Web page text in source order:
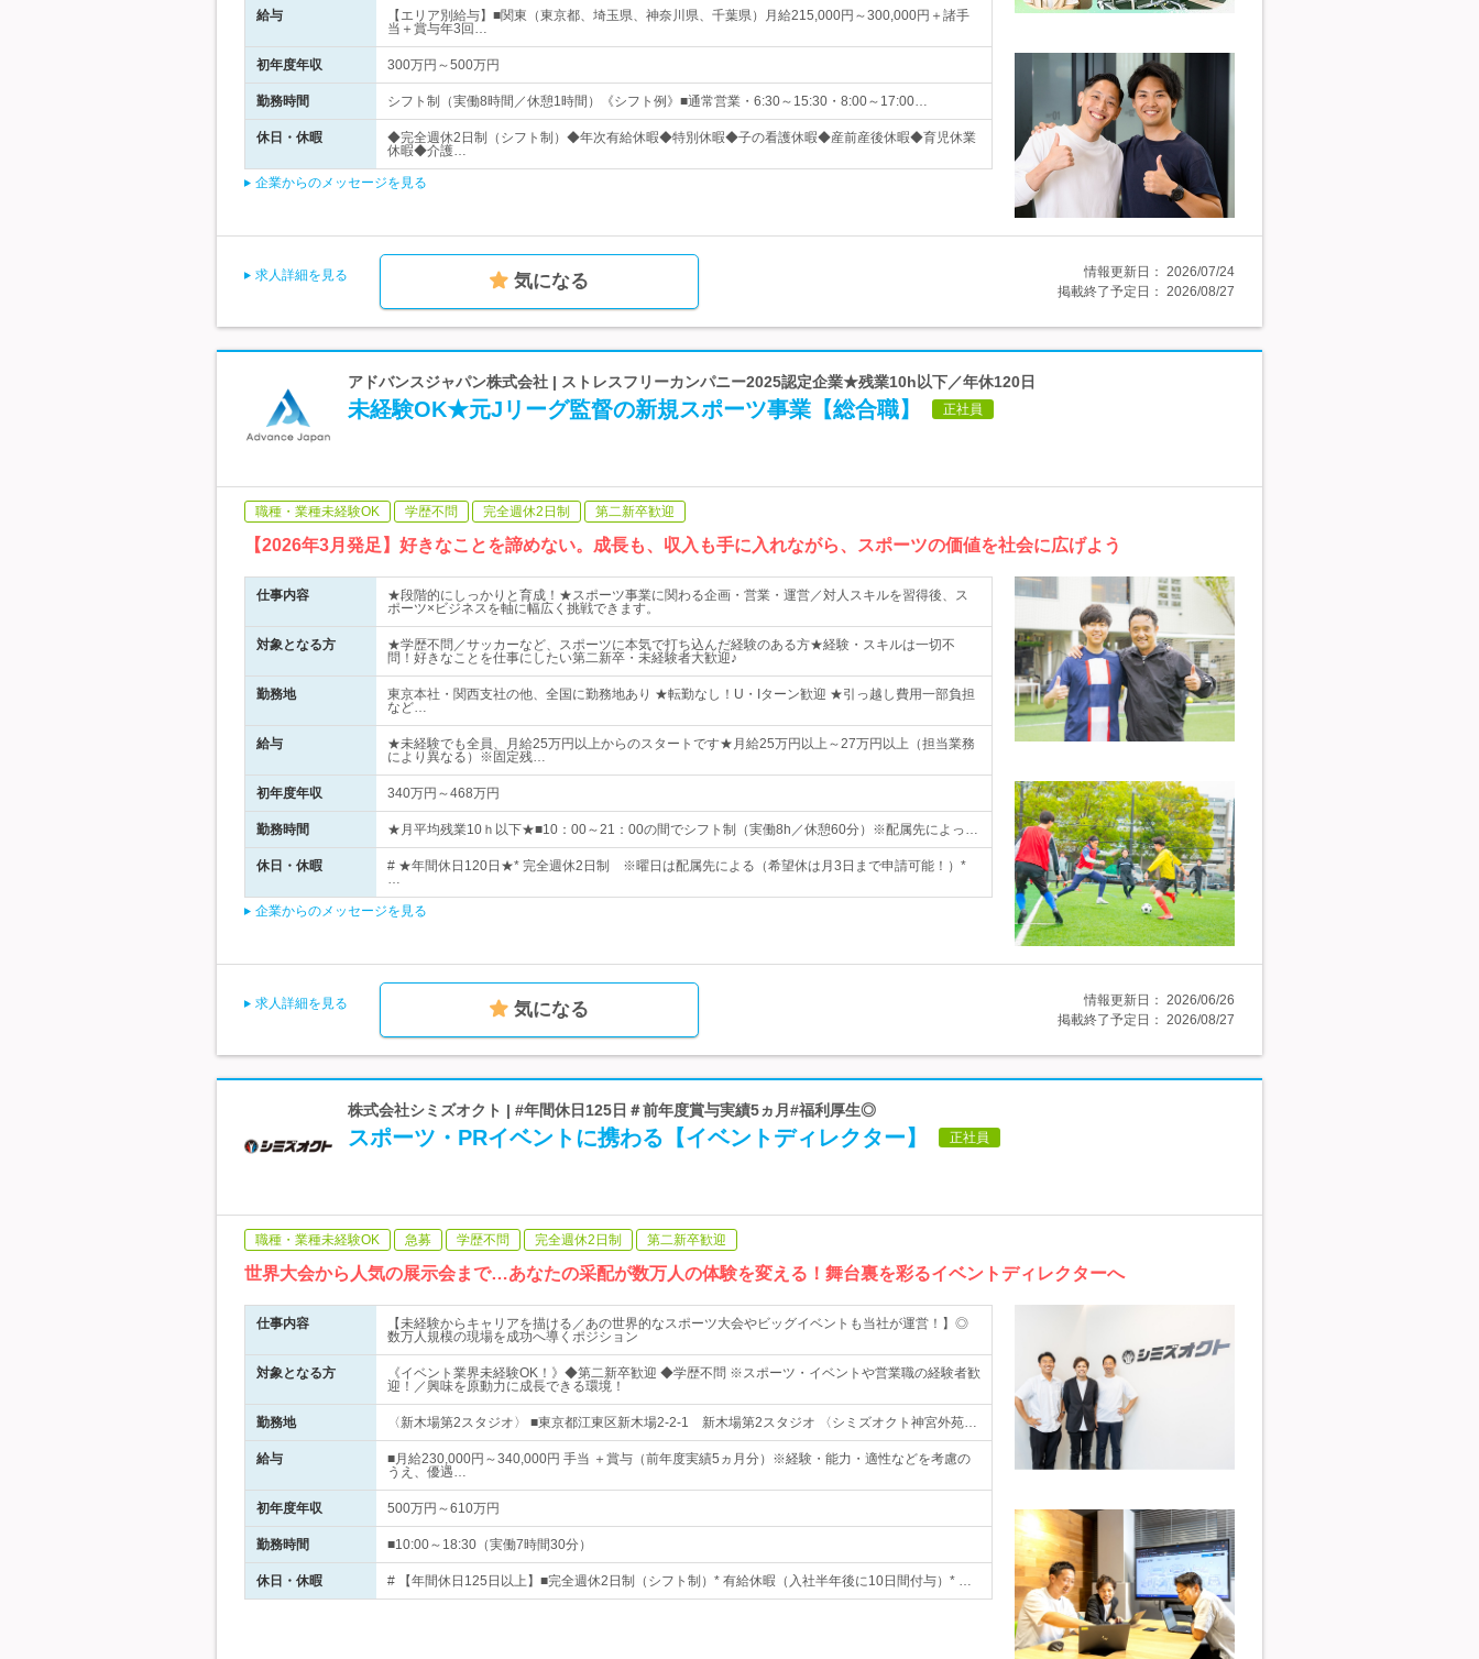
給与
【エリア別給与】■関東（東京都、埼玉県、神奈川県、千葉県）月給215,000円～300,000円＋諸手
当＋賞与年3回…
初年度年収 300万円～500万円
勤務時間 シフト制（実働8時間／休憩1時間）《シフト例》■通常営業・6:30～15:30・8:00～17:00…
休日・休暇
◆完全週休2日制（シフト制）◆年次有給休暇◆特別休暇◆子の看護休暇◆産前産後休暇◆育児休業
休暇◆介護…
企業からのメッセージを見る
求人詳細を見る 気になる 情報更新日： 2026/07/24
掲載終了予定日： 2026/08/27
アドバンスジャパン株式会社 | ストレスフリーカンパニー2025認定企業★残業10h以下／年休120日
未経験OK★元Jリーグ監督の新規スポーツ事業【総合職】 正社員
職種・業種未経験OK 学歴不問 完全週休2日制 第二新卒歓迎
【2026年3月発足】好きなことを諦めない。成長も、収入も手に入れながら、スポーツの価値を社会に広げよう
仕事内容
★段階的にしっかりと育成！★スポーツ事業に関わる企画・営業・運営／対人スキルを習得後、ス
ポーツ×ビジネスを軸に幅広く挑戦できます。
対象となる方
★学歴不問／サッカーなど、スポーツに本気で打ち込んだ経験のある方★経験・スキルは一切不
問！好きなことを仕事にしたい第二新卒・未経験者大歓迎♪
勤務地
東京本社・関西支社の他、全国に勤務地あり ★転勤なし！U・Iターン歓迎 ★引っ越し費用一部負担
など…
給与
★未経験でも全員、月給25万円以上からのスタートです★月給25万円以上～27万円以上（担当業務
により異なる）※固定残…
初年度年収 340万円～468万円
勤務時間 ★月平均残業10ｈ以下★■10：00～21：00の間でシフト制（実働8h／休憩60分）※配属先によっ…
休日・休暇
# ★年間休日120日★* 完全週休2日制 ※曜日は配属先による（希望休は月3日まで申請可能！）*
…
企業からのメッセージを見る
求人詳細を見る 気になる 情報更新日： 2026/06/26
掲載終了予定日： 2026/08/27
株式会社シミズオクト | #年間休日125日＃前年度賞与実績5ヵ月#福利厚生◎
スポーツ・PRイベントに携わる【イベントディレクター】 正社員
職種・業種未経験OK 急募 学歴不問 完全週休2日制 第二新卒歓迎
世界大会から人気の展示会まで…あなたの采配が数万人の体験を変える！舞台裏を彩るイベントディレクターへ
仕事内容
【未経験からキャリアを描ける／あの世界的なスポーツ大会やビッグイベントも当社が運営！】◎
数万人規模の現場を成功へ導くポジション
対象となる方
《イベント業界未経験OK！》◆第二新卒歓迎 ◆学歴不問 ※スポーツ・イベントや営業職の経験者歓
迎！／興味を原動力に成長できる環境！
勤務地 〈新木場第2スタジオ〉 ■東京都江東区新木場2-2-1 新木場第2スタジオ 〈シミズオクト神宮外苑…
給与
■月給230,000円～340,000円 手当 ＋賞与（前年度実績5ヵ月分）※経験・能力・適性などを考慮の
うえ、優遇…
初年度年収 500万円～610万円
勤務時間 ■10:00～18:30（実働7時間30分）
休日・休暇 # 【年間休日125日以上】■完全週休2日制（シフト制）* 有給休暇（入社半年後に10日間付与）* …